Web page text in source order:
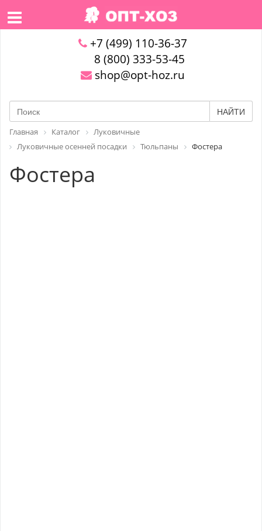
+7 (499) 110-36-37
8 (800) 333-53-45
shop@opt-hoz.ru
НАЙТИ
Главная Каталог
Луковичные
Луковичные осенней посадки
Тюльпаны Фостера
Фостера